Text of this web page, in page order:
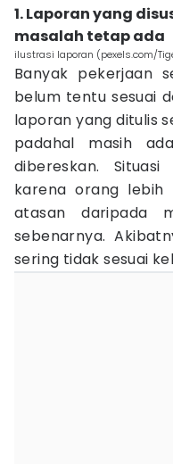
1. Laporan yang
masalah tetap ada
ilustrasi laporan (pexels.com/
Banyak pekerjaan
belum tentu sesuai
laporan yang ditulis
padahal masih
dibereskan.
karena orang lebih
atasan daripada
sebenarnya.
sering tidak sesuai